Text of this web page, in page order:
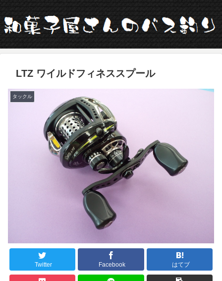
LTZ ワイルドフィネススプール
タックル
Twitter Facebook はてブ